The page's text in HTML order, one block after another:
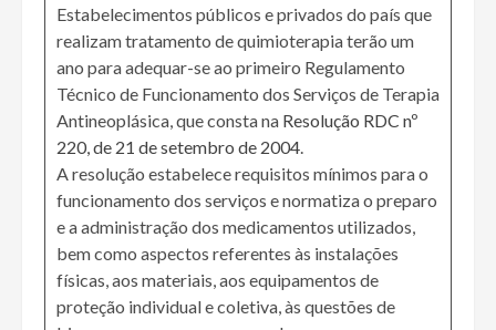
Estabelecimentos públicos e privados do país que
realizam tratamento de quimioterapia terão um
ano para adequar-se ao primeiro Regulamento
Técnico de Funcionamento dos Serviços de Terapia
Antineoplásica, que consta na Resolução RDC nº
220, de 21 de setembro de 2004.
A resolução estabelece requisitos mínimos para o
funcionamento dos serviços e normatiza o preparo
e a administração dos medicamentos utilizados,
bem como aspectos referentes às instalações
físicas, aos materiais, aos equipamentos de
proteção individual e coletiva, às questões de